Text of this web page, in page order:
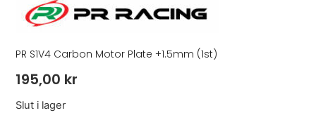
PR S1V4 Carbon Motor Plate +1.5mm (1st)
195,00 kr
Slut i lager